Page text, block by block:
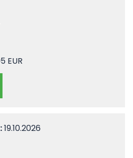
EUR
19.10.2026